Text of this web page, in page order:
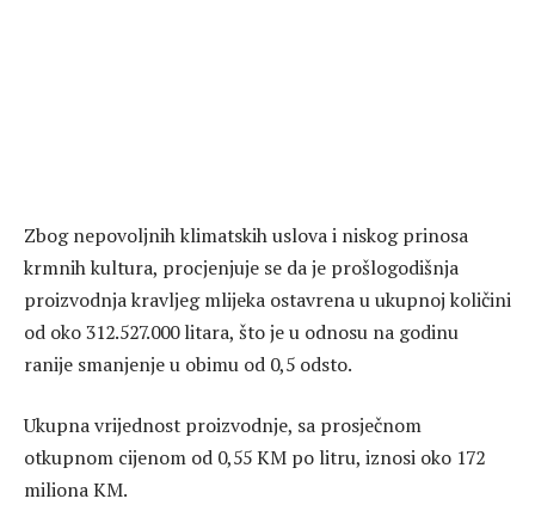
Zbog nepovoljnih klimatskih uslova i niskog prinosa
krmnih kultura, procjenjuje se da je prošlogodišnja
proizvodnja kravljeg mlijeka ostavrena u ukupnoj količini
od oko 312.527.000 litara, što je u odnosu na godinu
ranije smanjenje u obimu od 0,5 odsto.
Ukupna vrijednost proizvodnje, sa prosječnom
otkupnom cijenom od 0,55 KM po litru, iznosi oko 172
miliona KM.